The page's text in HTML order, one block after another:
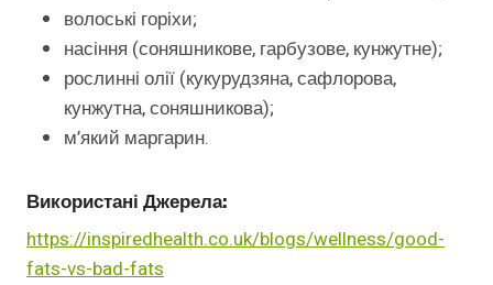
волоські горіхи;
насіння (соняшникове, гарбузове, кунжутне);
рослинні олії (кукурудзяна, сафлорова,
кунжутна, соняшникова);
м’який маргарин.
Використані Джерела:
https://inspiredhealth.co.uk/blogs/wellness/good-
fats-vs-bad-fats